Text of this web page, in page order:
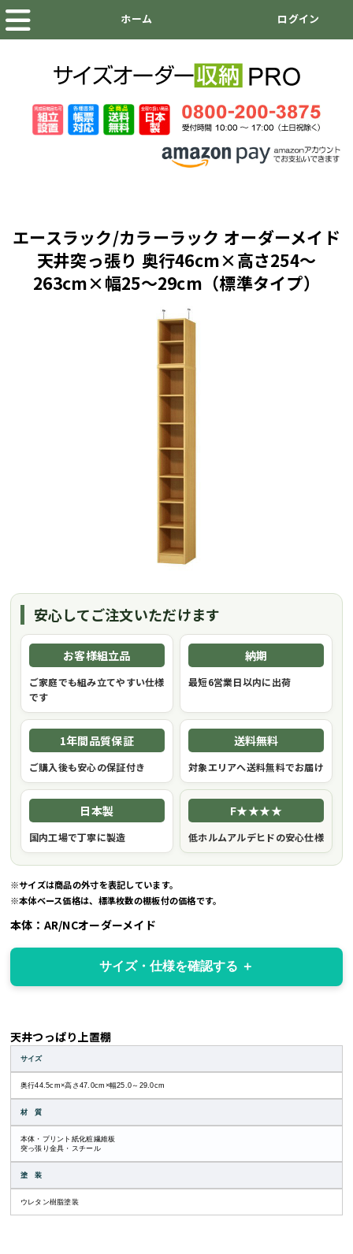
エースラック/カラーラック オーダーメイド
天井突っ張り 奥行46cm×高さ254～
263cm×幅25～29cm（標準タイプ）
安心してご注文いただけます
お客様組立品
ご家庭でも組み立てやすい仕様
です
納期
最短6営業日以内に出荷
1年間品質保証
ご購入後も安心の保証付き
送料無料
対象エリアへ送料無料でお届け
日本製
国内工場で丁寧に製造
F★★★★
低ホルムアルデヒドの安心仕様
※サイズは商品の外寸を表記しています。
※本体ベース価格は、標準枚数の棚板付の価格です。
本体：AR/NCオーダーメイド
サイズ・仕様を確認する
天井つっぱり上置棚
サイズ
奥行44.5cm×高さ47.0cm×幅25.0～29.0cm
材 質
本体・プリント紙化粧繊維板
突っ張り金具・スチール
塗 装
ウレタン樹脂塗装